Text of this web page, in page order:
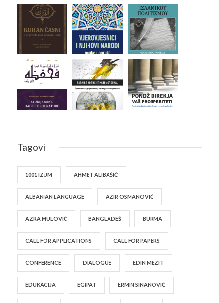
Tagovi
1001 IZUM AHMET ALIBAŠIĆ
ALBANIAN LANGUAGE AZIR OSMANOVIĆ
AZRA MULOVIĆ BANGLADEŠ BURMA
CALL FOR APPLICATIONS CALL FOR PAPERS
CONFERENCE DIALOGUE EDIN MEZIT
EDUKACIJA EGIPAT ERMIN SINANOVIĆ